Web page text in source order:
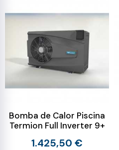
Bomba de Calor Piscina
Termion Full Inverter 9+
1.425,50 €